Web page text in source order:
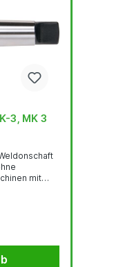
3, MK 3
mit